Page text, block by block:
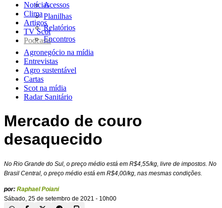
Acessos
Planilhas
Relatórios
Encontros
Notícias
Clima
Artigos
TV Scot
Podcasts
Agronegócio na mídia
Entrevistas
Agro sustentável
Cartas
Scot na mídia
Radar Sanitário
Mercado de couro
desaquecido
No Rio Grande do Sul, o preço médio está em R$4,55/kg, livre de impostos. No
Brasil Central, o preço médio está em R$4,00/kg, nas mesmas condições.
por: Raphael Poiani
Sábado, 25 de setembro de 2021 - 10h00